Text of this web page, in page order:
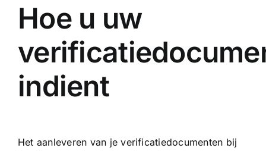
Hoe u uw
indient
Het aanleveren van je verificatiedocumenten bij